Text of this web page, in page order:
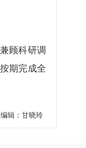
顾科研调
期完成全
编辑：甘晓玲